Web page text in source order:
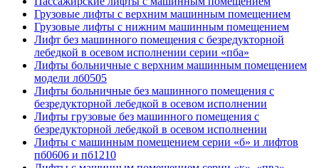
Грузовые лифты с верхним машинным помещением
Грузовые лифты с нижним машинным помещением
Лифт без машинного помещения с безредукторной
лебедкой в осевом исполнении серии «пба»
Лифты больничные с верхним машинным помещением
модели лб0505
Лифты больничные без машинного помещения с
безредукторной лебедкой в осевом исполнении
Лифты грузовые без машинного помещения с
безредукторной лебедкой в осевом исполнении
Лифты с машинным помещением серии «б» и лифтов
пб0606 и пб1210